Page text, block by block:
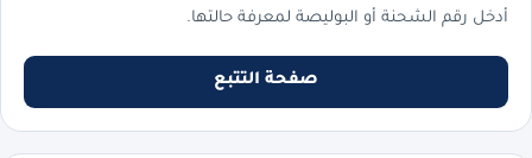
أدخل رقم الشحنة أو البوليصة لمعرفة حالتها.
صفحة التتبع